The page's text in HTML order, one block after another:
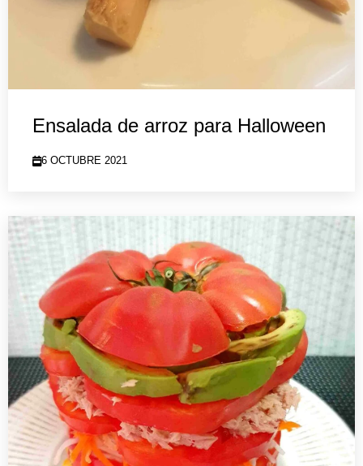
Ensalada de arroz para Halloween
6 OCTUBRE 2021